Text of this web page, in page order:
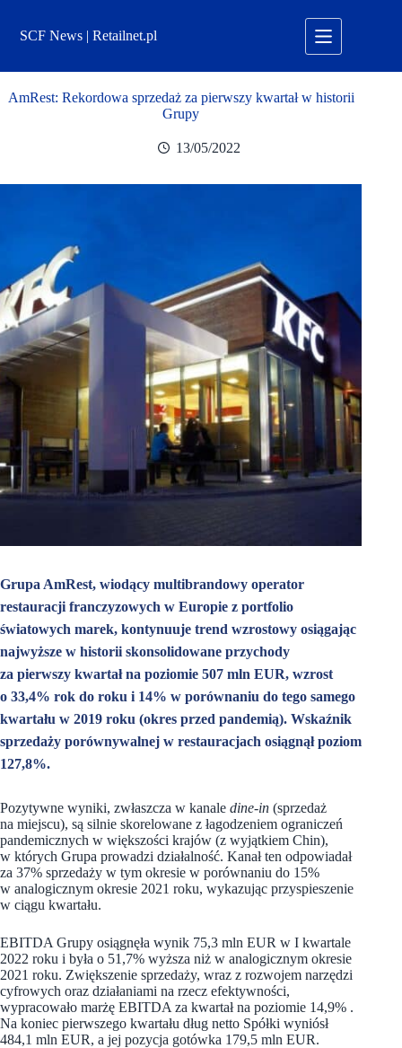
treściSCF News | Retailnet.pl
AmRest: Rekordowa sprzedaż za pierwszy kwartał w historii
Grupy
13/05/2022
Grupa AmRest, wiodący multibrandowy operator
restauracji franczyzowych w Europie z portfolio
światowych marek, kontynuuje trend wzrostowy osiągając
najwyższe w historii skonsolidowane przychody
za pierwszy kwartał na poziomie 507 mln EUR, wzrost
o 33,4% rok do roku i 14% w porównaniu do tego samego
kwartału w 2019 roku (okres przed pandemią). Wskaźnik
sprzedaży porównywalnej w restauracjach osiągnął poziom
127,8%.
Pozytywne wyniki, zwłaszcza w kanale dine-in (sprzedaż
na miejscu), są silnie skorelowane z łagodzeniem ograniczeń
pandemicznych w większości krajów (z wyjątkiem Chin),
w których Grupa prowadzi działalność. Kanał ten odpowiadał
za 37% sprzedaży w tym okresie w porównaniu do 15%
w analogicznym okresie 2021 roku, wykazując przyspieszenie
w ciągu kwartału.
EBITDA Grupy osiągnęła wynik 75,3 mln EUR w I kwartale
2022 roku i była o 51,7% wyższa niż w analogicznym okresie
2021 roku. Zwiększenie sprzedaży, wraz z rozwojem narzędzi
cyfrowych oraz działaniami na rzecz efektywności,
wypracowało marżę EBITDA za kwartał na poziomie 14,9% .
Na koniec pierwszego kwartału dług netto Spółki wyniósł
484,1 mln EUR, a jej pozycja gotówka 179,5 mln EUR.